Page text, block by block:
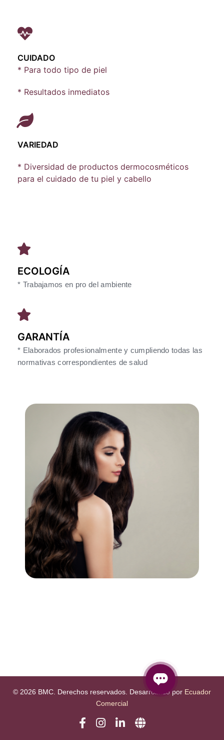
CUIDADO
* Para todo tipo de piel
* Resultados inmediatos
VARIEDAD
* Diversidad de productos dermocosméticos
para el cuidado de tu piel y cabello
ECOLOGÍA
* Trabajamos en pro del ambiente
GARANTÍA
* Elaborados profesionalmente y cumpliendo todas las
normativas correspondientes de salud
© 2026 BMC. Derechos reservados. Desarrollado por Ecuador
Comercial